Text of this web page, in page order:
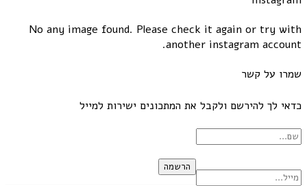
No any image found. Please check it again or try with
another instagram account.
שמרו על קשר
כדאי לך להירשם ולקבל את המתכונים ישירות למייל